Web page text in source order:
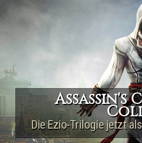
Direkt
Assassin's
Die Ezio-Trilogie jetzt